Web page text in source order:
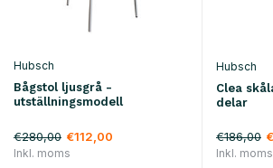
Hubsch
Bågstol ljusgrå -
utställningsmodell
€280,00 €112,00
Inkl. moms
Hubsch
Clea
delar
€186,00
Inkl. moms